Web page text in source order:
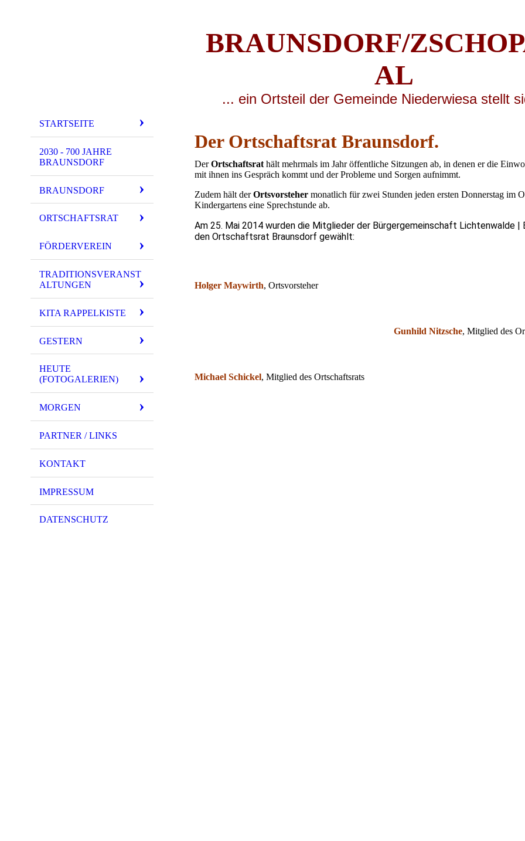
STARTSEITE
2030 - 700 JAHRE
BRAUNSDORF
BRAUNSDORF
ORTSCHAFTSRAT
FÖRDERVEREIN
TRADITIONSVERANST
ALTUNGEN
KITA RAPPELKISTE
GESTERN
HEUTE
(FOTOGALERIEN)
MORGEN
PARTNER / LINKS
KONTAKT
IMPRESSUM
DATENSCHUTZ
BRAUNSDORF/
AL
... ein Ortsteil der Gemeinde Niederwiesa stellt
Der Ortschaftsrat Braunsdorf.
DerOrtschaftsrat hält mehrmals im Jahr öffentliche Sitzungen ab, in denen er die
mit ihnen ins Gespräch kommt und der Probleme und Sorgen aufnimmt.
Zudem hält derOrtsvorsteher monatlich für zwei Stunden jeden ersten Donnerstag im
Kindergartens eine Sprechstunde ab.
Am 25. Mai 2014 wurden die Mitglieder der Bürgergemeinschaft Lichtenwalde |
den Ortschaftsrat Braunsdorf gewählt:
Holger Maywirth, Ortsvorsteher
Gunhild Nitzsche, Mitglied des
Michael Schickel, Mitglied des Ortschaftsrats